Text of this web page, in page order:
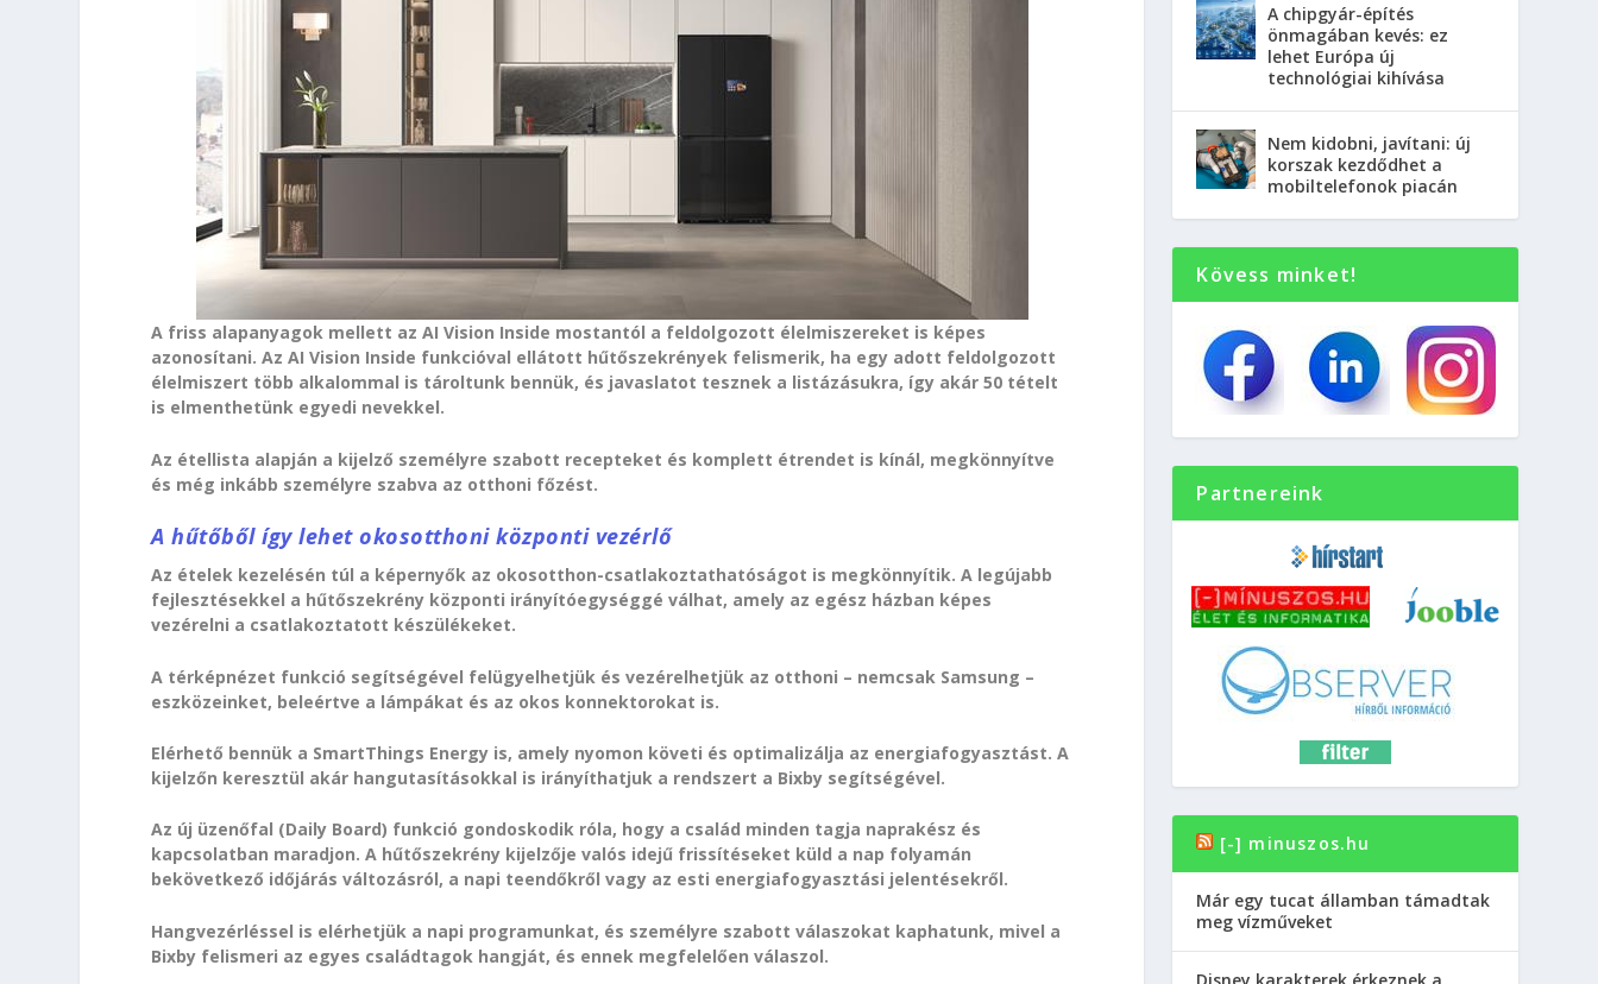
A friss alapanyagok mellett az AI Vision Inside mostantól a feldolgozott élelmiszereket is képes
azonosítani. Az AI Vision Inside funkcióval ellátott hűtőszekrények felismerik, ha egy adott feldolgozott
élelmiszert több alkalommal is tároltunk bennük, és javaslatot tesznek a listázásukra, így akár 50 tételt
is elmenthetünk egyedi nevekkel.
Az étellista alapján a kijelző személyre szabott recepteket és komplett étrendet is kínál, megkönnyítve
és még inkább személyre szabva az otthoni főzést.
A hűtőből így lehet okosotthoni központi vezérlő
Az ételek kezelésén túl a képernyők az okosotthon-csatlakoztathatóságot is megkönnyítik. A legújabb
fejlesztésekkel a hűtőszekrény központi irányítóegységgé válhat, amely az egész házban képes
vezérelni a csatlakoztatott készülékeket.
A térképnézet funkció segítségével felügyelhetjük és vezérelhetjük az otthoni – nemcsak Samsung –
eszközeinket, beleértve a lámpákat és az okos konnektorokat is.
Elérhető bennük a SmartThings Energy is, amely nyomon követi és optimalizálja az energiafogyasztást. A
kijelzőn keresztül akár hangutasításokkal is irányíthatjuk a rendszert a Bixby segítségével.
Az új üzenőfal (Daily Board) funkció gondoskodik róla, hogy a család minden tagja naprakész és
kapcsolatban maradjon. A hűtőszekrény kijelzője valós idejű frissítéseket küld a nap folyamán
bekövetkező időjárás változásról, a napi teendőkről vagy az esti energiafogyasztási jelentésekről.
Hangvezérléssel is elérhetjük a napi programunkat, és személyre szabott válaszokat kaphatunk, mivel a
Bixby felismeri az egyes családtagok hangját, és ennek megfelelően válaszol.
A chipgyár-építés
önmagában kevés: ez
lehet Európa új
technológiai kihívása
Nem kidobni, javítani: új
korszak kezdődhet a
mobiltelefonok piacán
Kövess minket!
Partnereink
[-] minuszos.hu
Már egy tucat államban támadtak
meg vízműveket
Disney karakterek érkeznek a